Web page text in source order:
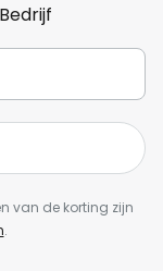
Bedrijf
van de korting zijn
.